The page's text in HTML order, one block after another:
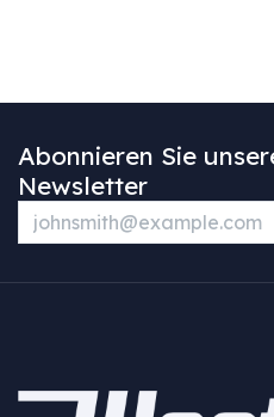
Abonnieren Sie
Newsletter